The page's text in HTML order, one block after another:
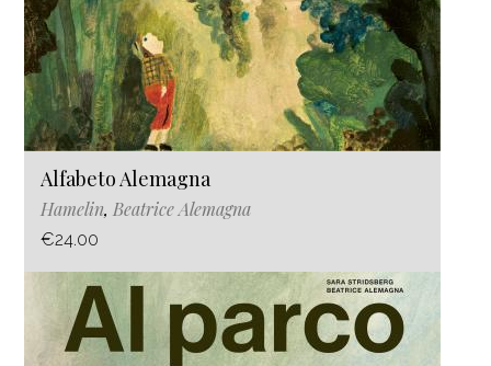
Alfabeto Alemagna
Hamelin, Beatrice Alemagna
€24.00